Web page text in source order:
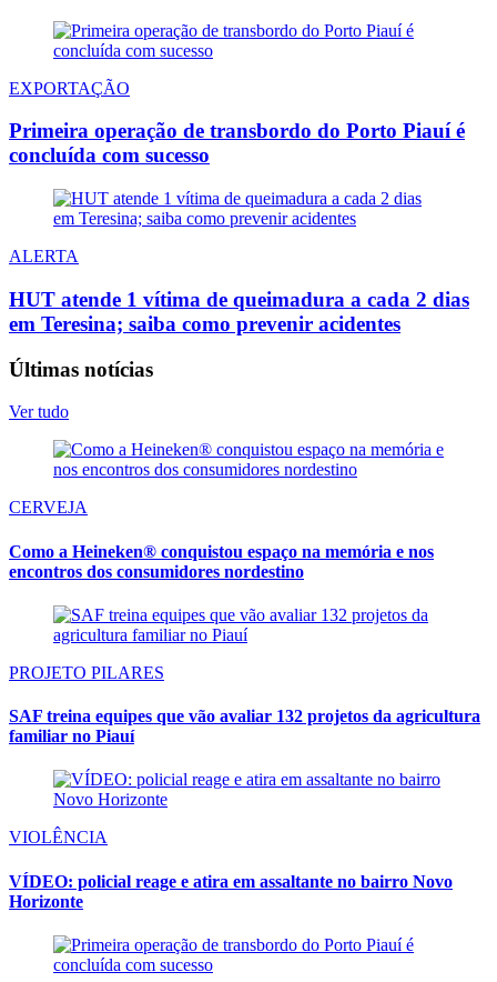
EXPORTAÇÃO
Primeira operação de transbordo do Porto Piauí é
concluída com sucesso
ALERTA
HUT atende 1 vítima de queimadura a cada 2 dias
em Teresina; saiba como prevenir acidentes
Últimas notícias
Ver tudo
CERVEJA
Como a Heineken® conquistou espaço na memória e nos
encontros dos consumidores nordestino
PROJETO PILARES
SAF treina equipes que vão avaliar 132 projetos da agricultura
familiar no Piauí
VIOLÊNCIA
VÍDEO: policial reage e atira em assaltante no bairro Novo
Horizonte